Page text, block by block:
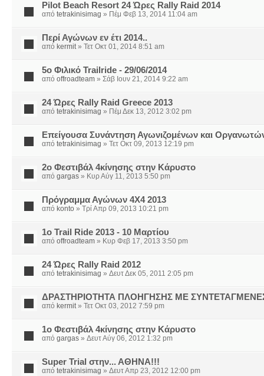
Pilot Beach Resort 24 Ώρες Rally Raid 2014
από tetrakinisimag » Πέμ Φεβ 13, 2014 11:04 am
Περί Αγώνων εν έτι 2014..
από kermit» Τετ Οκτ 01, 2014 8:51 am
5ο Φιλικό Trailride - 29/06/2014
από offroadteam » Σάβ Ιουν 21, 2014 9:22 am
24 Ώρες Rally Raid Greece 2013
από tetrakinisimag » Πέμ Δεκ 13, 2012 3:02 pm
Επείγουσα Συνάντηση Αγωνιζομένων και
από tetrakinisimag » Τετ Οκτ 09, 2013 12:19 pm
2o Φεστιβάλ 4κίνησης στην Κάρυστο
από gargas » Κυρ Αύγ 11, 2013 5:50 pm
Πρόγραμμα Αγώνων 4Χ4 2013
από konto » Τρί Απρ 09, 2013 10:21 pm
1o Trail Ride 2013 - 10 Μαρτίου
από offroadteam » Κυρ Φεβ 17, 2013 3:50 pm
24 Ώρες Rally Raid 2012
από tetrakinisimag » Δευτ Δεκ 05, 2011 2:05 pm
ΔΡΑΣΤΗΡΙΟΤΗΤΑ ΠΛΟΗΓΗΣΗΣ ΜΕ
από kermit» Τετ Οκτ 03, 2012 7:59 pm
1o Φεστιβάλ 4κίνησης στην Κάρυστο
από gargas » Δευτ Αύγ 06, 2012 1:32 pm
Super Trial στην... ΑΘΗΝΑ!!!
από tetrakinisimag » Δευτ Απρ 23, 2012 12:00 pm